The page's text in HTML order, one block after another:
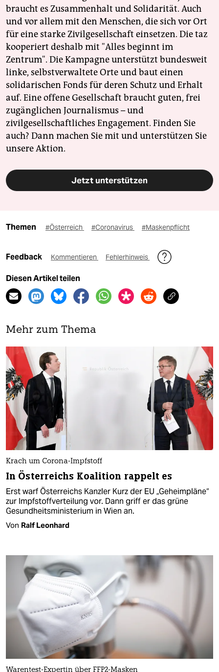
braucht es Zusammenhalt und Solidarität. Auch
und vor allem mit den Menschen, die sich vor Ort
für eine starke Zivilgesellschaft einsetzen. Die taz
kooperiert deshalb mit "Alles beginnt im
Zentrum". Die Kampagne unterstützt bundesweit
linke, selbstverwaltete Orte und baut einen
solidarischen Fonds für deren Schutz und Erhalt
auf. Eine offene Gesellschaft braucht guten, frei
zugänglichen Journalismus – und
zivilgesellschaftliches Engagement. Finden Sie
auch? Dann machen Sie mit und unterstützen Sie
unsere Aktion.
Jetzt unterstützen
Themen #Österreich #Coronavirus #Maskenpflicht
Feedback Kommentieren Fehlerhinweis
Diesen Artikel teilen
Mehr zum Thema
Krach um Corona-Impfstoff
In Österreichs Koalition rappelt es
Erst warf Österreichs Kanzler Kurz der EU „Geheimpläne“
zur Impfstoffverteilung vor. Dann griff er das grüne
Gesundheitsministerium in Wien an.
Von Ralf Leonhard
Warentest-Expertin über FFP2-Masken